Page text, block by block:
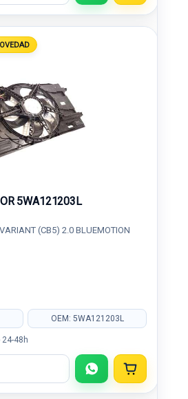
5WA121203L
(CB5) 2.0 BLUEMOTION
OEM: 5WA121203L
24-48h